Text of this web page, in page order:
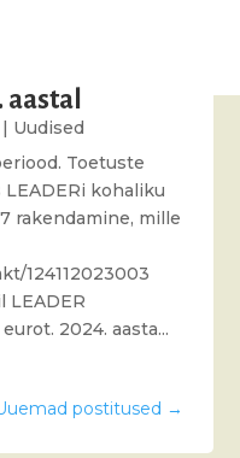
| Uudised
Toetuste
kohaliku
rakendamine, mille
124112023003
LEADER
2024. aasta...
postitused →